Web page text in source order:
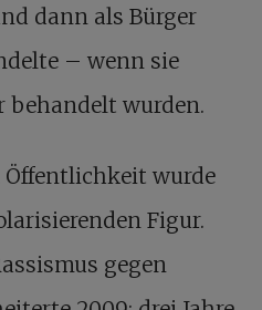
dann als Bürger
– wenn sie
behandelt wurden.
wurde
Figur.
gegen